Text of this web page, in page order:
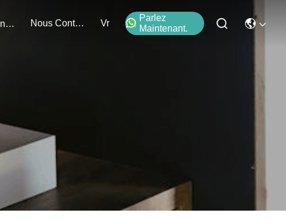
Événements Nous Contacter Vr
Parlez
Maintenant.